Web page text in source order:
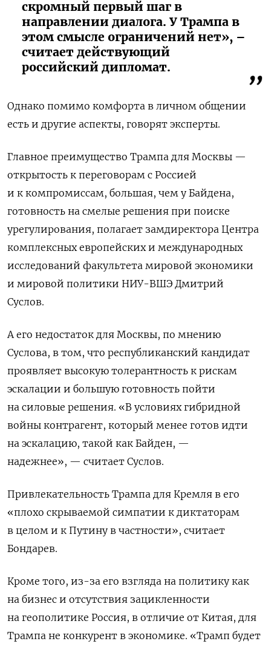
скромный первый шаг в
направлении диалога. У Трампа в
этом смысле ограничений нет», –
считает действующий
российский дипломат.
Однако помимо комфорта в личном общении
есть и другие аспекты, говорят эксперты.
Главное преимущество Трампа для Москвы —
открытость к переговорам с Россией
и к компромиссам, большая, чем у Байдена,
готовность на смелые решения при поиске
урегулирования, полагает замдиректора Центра
комплексных европейских и международных
исследований факультета мировой экономики
и мировой политики НИУ-ВШЭ Дмитрий
Суслов.
А его недостаток для Москвы, по мнению
Суслова, в том, что республиканский кандидат
проявляет высокую толерантность к рискам
эскалации и большую готовность пойти
на силовые решения. «В условиях гибридной
войны контрагент, который менее готов идти
на эскалацию, такой как Байден, —
надежнее», — считает Суслов.
Привлекательность Трампа для Кремля в его
«плохо скрываемой симпатии к диктаторам
в целом и к Путину в частности», считает
Бондарев.
Кроме того, из-за его взгляда на политику как
на бизнес и отсутствия зацикленности
на геополитике Россия, в отличие от Китая, для
Трампа не конкурент в экономике. «Трамп будет